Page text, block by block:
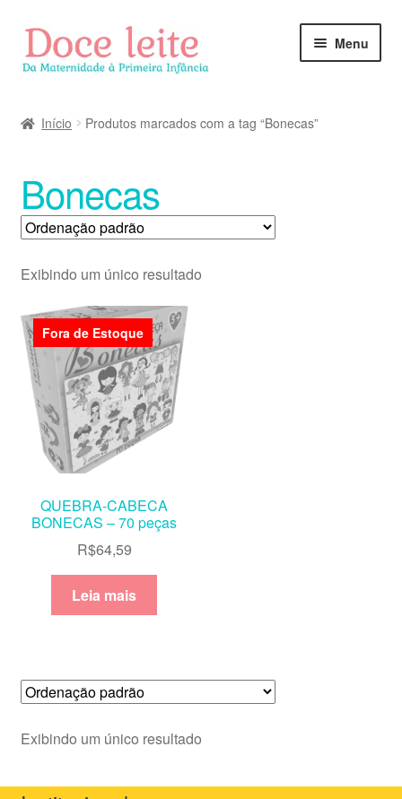
Pular
para
navegação
Pular
para
o
Menu
Início Produtos marcados com a tag “Bonecas”
Bonecas
Exibindo um único resultado
Fora de Estoque
QUEBRA-CABECA
BONECAS – 70 peças
R$64,59
Leia mais
Exibindo um único resultado